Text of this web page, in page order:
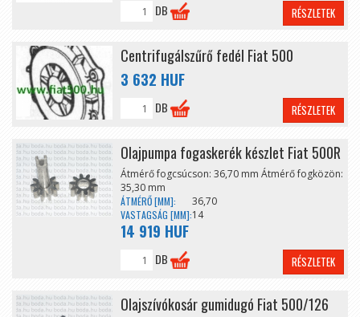
DB RÉSZLETEK
Centrifugálszűrő fedél Fiat 500
3 632 HUF
DB RÉSZLETEK
Olajpumpa fogaskerék készlet Fiat 500R
Átmérő fogcsúcson: 36,70 mm Átmérő fogközön:
35,30 mm
ÁTMÉRŐ [MM]:
36,70
VASTAGSÁG [MM]:14
14 919 HUF
DB RÉSZLETEK
Olajszívókosár gumidugó Fiat 500/126